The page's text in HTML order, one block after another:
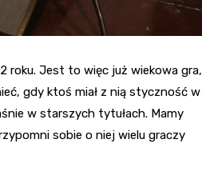
roku. Jest to więc już wiekowa gra,
gdy ktoś miał z nią styczność w
w starszych tytułach. Mamy
sobie o niej wielu graczy